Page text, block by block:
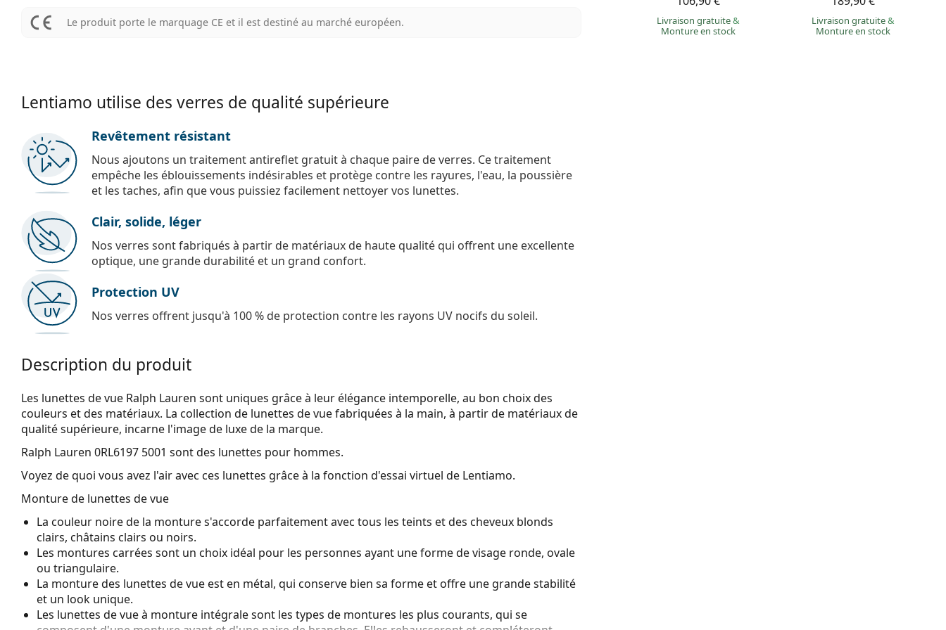
Le produit porte le marquage CE et il est destiné au marché européen. Livraison gratuite&
Monture en stock
Livraison gratuite&
Monture en stock
Lentiamo utilise des verres de qualité supérieure
Revêtement résistant
Nous ajoutons un traitement antireflet gratuit à chaque paire de verres. Ce traitement
empêche les éblouissements indésirables et protège contre les rayures, l'eau, la poussière
et les taches, afin que vous puissiez facilement nettoyer vos lunettes.
Clair, solide, léger
Nos verres sont fabriqués à partir de matériaux de haute qualité qui offrent une excellente
optique, une grande durabilité et un grand confort.
Protection UV
Nos verres offrent jusqu'à 100 % de protection contre les rayons UV nocifs du soleil.
Description du produit
Les lunettes de vue Ralph Lauren sont uniques grâce à leur élégance intemporelle, au bon choix des
couleurs et des matériaux. La collection de lunettes de vue fabriquées à la main, à partir de matériaux de
qualité supérieure, incarne l'image de luxe de la marque.
Ralph Lauren 0RL6197 5001 sont des lunettes pour hommes.
Voyez de quoi vous avez l'air avec ces lunettes grâce à la fonction d'essai virtuel de Lentiamo.
Monture de lunettes de vue
La couleur noire de la monture s'accorde parfaitement avec tous les teints et des cheveux blonds
clairs, châtains clairs ou noirs.
Les montures carrées sont un choix idéal pour les personnes ayant une forme de visage ronde, ovale
ou triangulaire.
La monture des lunettes de vue est en métal, qui conserve bien sa forme et offre une grande stabilité
et un look unique.
Les lunettes de vue à monture intégrale sont les types de montures les plus courants, qui se